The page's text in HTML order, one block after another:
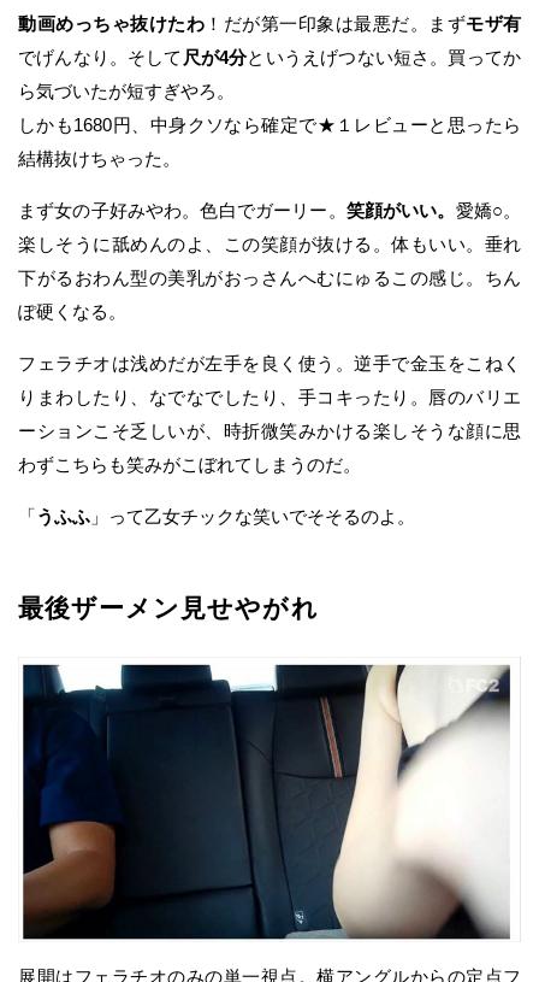
動画めっちゃ抜けたわ ！だが第一印象は最悪だ。まずモザ有
でげんなり。そして 尺が4分というえげつない短さ。買ってか
ら気づいたが短すぎやろ。
しかも1680円、中身クソなら確定で★１レビューと思ったら
結構抜けちゃった。
まず女の子好みやわ。色白でガーリー。 笑顔がいい。 愛嬌○。
楽しそうに舐めんのよ、この笑顔が抜ける。体もいい。垂れ
下がるおわん型の美乳がおっさんへむにゅるこの感じ。ちん
ぽ硬くなる。
フェラチオは浅めだが左手を良く使う。逆手で金玉をこねく
りまわしたり、なでなでしたり、手コキったり。唇のバリエ
ーションこそ乏しいが、時折微笑みかける楽しそうな顔に思
わずこちらも笑みがこぼれてしまうのだ。
「うふふ 」って乙女チックな笑いでそそるのよ。
最後ザーメン見せやがれ
展開はフェラチオのみの単一視点。横アングルからの定点フ